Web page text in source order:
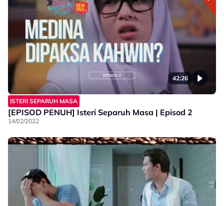
42:26
ISTERI SEPARUH MASA
[EPISOD PENUH] Isteri Separuh Masa | Episod 2
14/02/2022